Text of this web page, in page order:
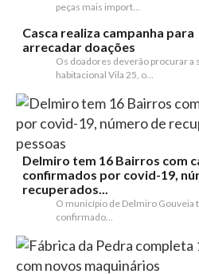
peças mais import...
Casca realiza campanha para
arrecadar doações
Os doadores deverão procurar a
habitacional Vila 25, o...
Delmiro tem 16 Bairros com
confirmados por covid-19,
recuperados...
O município de Delmiro Gouveia
confirmado...